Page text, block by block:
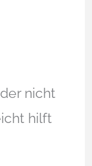
nicht
hilft